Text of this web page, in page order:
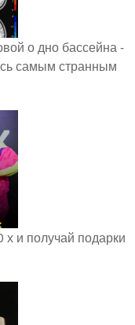
о дно бассейна -
самым странным
и получай подарки